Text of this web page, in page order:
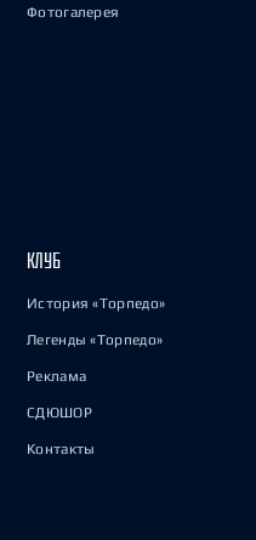
Фотогалерея
КЛУБ
История «Торпедо»
Легенды «Торпедо»
Реклама
СДЮШОР
Контакты